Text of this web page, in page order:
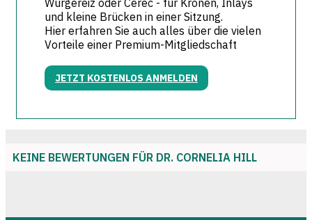
und kleine Brücken in einer Sitzung.
Hier erfahren Sie auch alles über die vielen
Vorteile einer Premium-Mitgliedschaft
JETZT KOSTENLOS ANMELDEN
KEINE BEWERTUNGEN FÜR DR. CORNELIA HILL